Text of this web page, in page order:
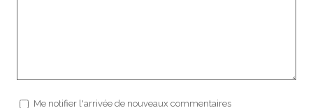
Me notifier l'arrivée de nouveaux commentaires